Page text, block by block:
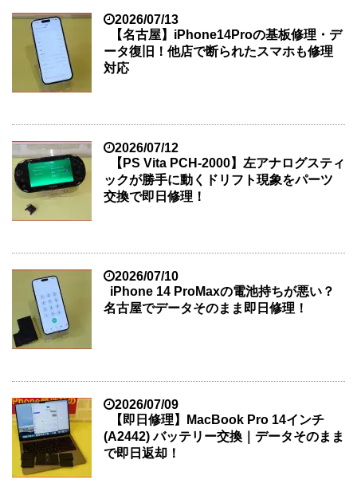
2026/07/13
【名古屋】iPhone14Proの基板修理・デ
ータ復旧！他店で断られたスマホも修理
対応
2026/07/12
【PS Vita PCH-2000】左アナログスティ
ックが勝手に動くドリフト現象をパーツ
交換で即日修理！
2026/07/10
iPhone 14 ProMaxの電池持ちが悪い？
名古屋でデータそのまま即日修理！
2026/07/09
【即日修理】MacBook Pro 14インチ
(A2442) バッテリー交換｜データそのまま
で即日返却！